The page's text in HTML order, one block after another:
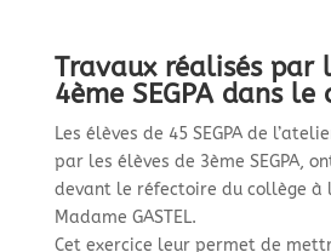
Travaux réalisés par
4ème SEGPA dans le
Les élèves de 45 SEGPA de
par les élèves de 3ème SEGPA,
devant le réfectoire du collège à
Madame GASTEL.
Cet exercice leur permet de